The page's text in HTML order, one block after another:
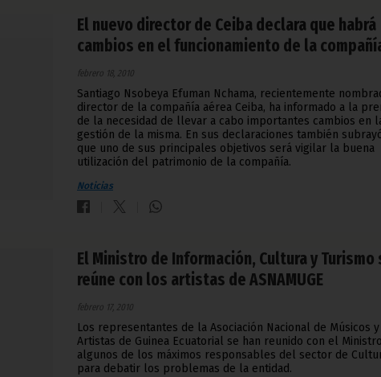
El nuevo director de Ceiba declara que habrá
cambios en el funcionamiento de la
febrero 18, 2010
Santiago Nsobeya Efuman Nchama, recientemente
director de la compañía aérea Ceiba, ha informado a la
de la necesidad de llevar a cabo importantes cambios en
gestión de la misma. En sus declaraciones también
que uno de sus principales objetivos será vigilar la buena
utilización del patrimonio de la compañía.
Noticias
El Ministro de Información, Cultura y Turismo
reúne con los artistas de ASNAMUGE
febrero 17, 2010
Los representantes de la Asociación Nacional de Músicos y
Artistas de Guinea Ecuatorial se han reunido con el
algunos de los máximos responsables del sector de
para debatir los problemas de la entidad.